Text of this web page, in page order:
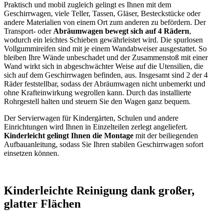
Praktisch und mobil zugleich gelingt es Ihnen mit dem
Geschirrwagen, viele Teller, Tassen, Gläser, Besteckstücke oder
andere Materialien von einem Ort zum anderen zu befördern. Der
Transport- oder Abräumwagen bewegt sich auf 4 Rädern,
wodurch ein leichtes Schieben gewährleistet wird. Die spurlosen
Vollgummireifen sind mit je einem Wandabweiser ausgestattet. So
bleiben Ihre Wände unbeschadet und der Zusammenstoß mit einer
Wand wirkt sich in abgeschwächter Weise auf die Utensilien, die
sich auf dem Geschirrwagen befinden, aus. Insgesamt sind 2 der 4
Räder feststellbar, sodass der Abräumwagen nicht unbemerkt und
ohne Krafteinwirkung wegrollen kann. Durch das installierte
Rohrgestell halten und steuern Sie den Wagen ganz bequem.
Der Servierwagen für Kindergärten, Schulen und andere
Einrichtungen wird Ihnen in Einzelteilen zerlegt angeliefert.
Kinderleicht gelingt Ihnen die Montage mit der beiliegenden
Aufbauanleitung, sodass Sie Ihren stabilen Geschirrwagen sofort
einsetzen können.
Kinderleichte Reinigung dank großer,
glatter Flächen